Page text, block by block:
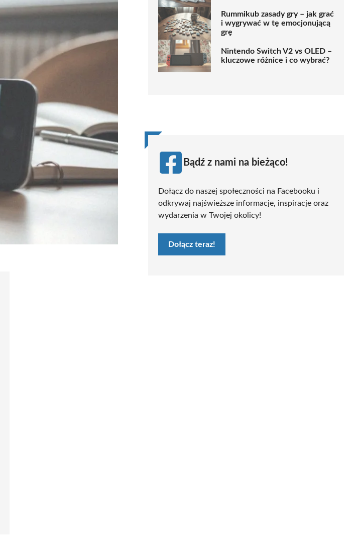
Rummikub zasady gry – jak grać
i wygrywać w tę emocjonującą
grę
Nintendo Switch V2 vs OLED –
kluczowe różnice i co wybrać?
Bądź z nami na bieżąco!
Dołącz do naszej społeczności na Facebooku i
odkrywaj najświeższe informacje, inspiracje oraz
wydarzenia w Twojej okolicy!
Dołącz teraz!